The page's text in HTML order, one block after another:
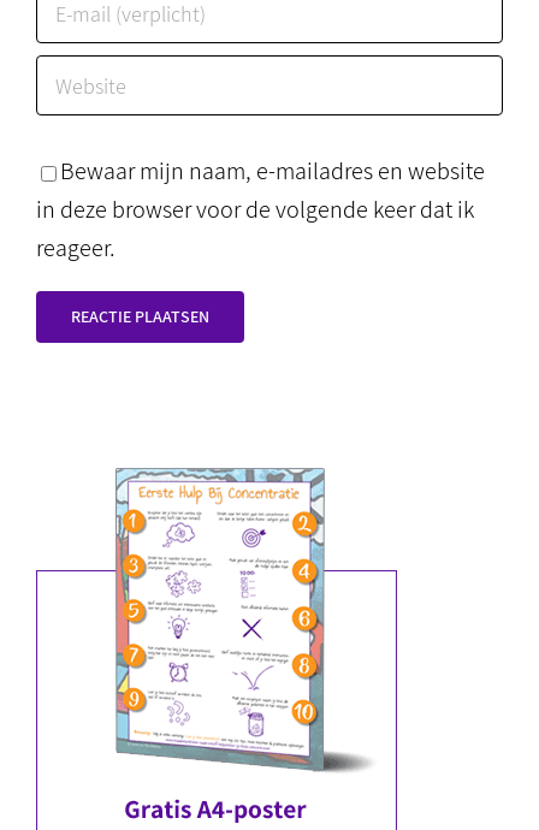
Bewaar mijn naam, e-mailadres en website
in deze browser voor de volgende keer dat ik
reageer.